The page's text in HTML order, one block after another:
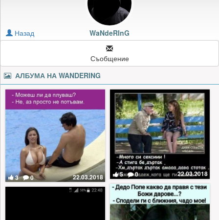
Картичките на WaNdeRInG
Блокирай WaNdeRInGWaNdeRInG
Назад
Съобщение
АЛБУМА НА WANDERING
3 0 22.03.2018 5 0 22.03.2018